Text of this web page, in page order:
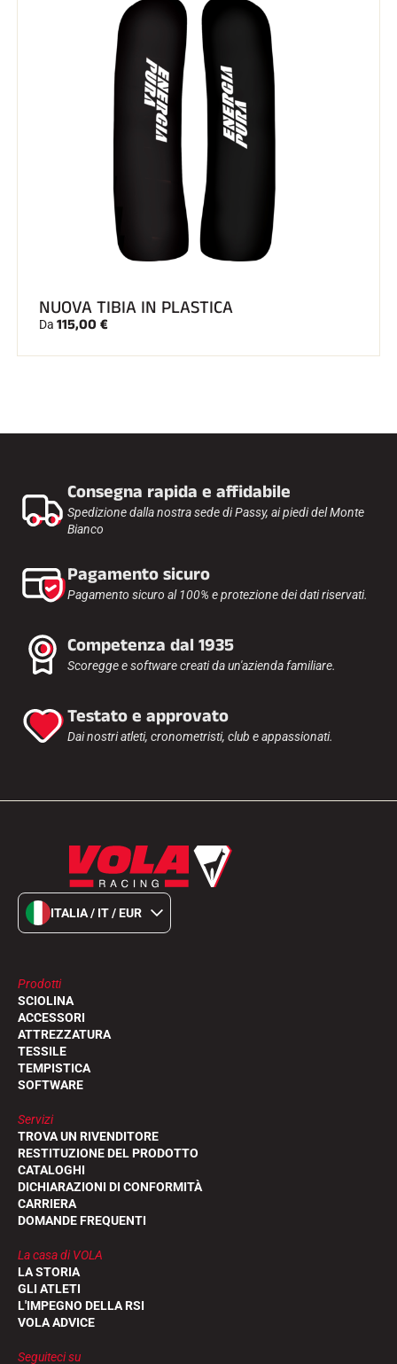
NUOVA TIBIA IN PLASTICA
Da 115,00 €
Consegna rapida e affidabile
Spedizione dalla nostra sede di Passy, ai piedi del Monte
Bianco
Pagamento sicuro
Pagamento sicuro al 100% e protezione dei dati riservati.
Competenza dal 1935
Scoregge e software creati da un'azienda familiare.
Testato e approvato
Dai nostri atleti, cronometristi, club e appassionati.
ITALIA / IT / EUR
Prodotti
SCIOLINA
ACCESSORI
ATTREZZATURA
TESSILE
TEMPISTICA
SOFTWARE
Servizi
TROVA UN RIVENDITORE
RESTITUZIONE DEL PRODOTTO
CATALOGHI
DICHIARAZIONI DI CONFORMITÀ
CARRIERA
DOMANDE FREQUENTI
La casa di VOLA
LA STORIA
GLI ATLETI
L'IMPEGNO DELLA RSI
VOLA ADVICE
Seguiteci su